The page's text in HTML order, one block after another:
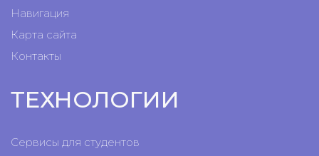
Навигация
Карта сайта
Контакты
ТЕХНОЛОГИИ
Сервисы для студентов